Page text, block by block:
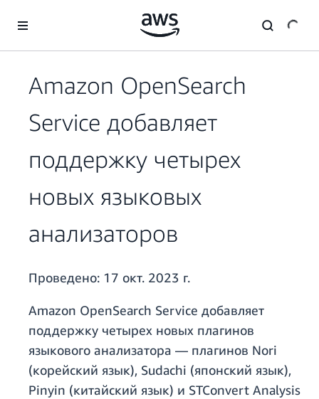
Перейти к главному контенту
Amazon OpenSearch
Service добавляет
поддержку четырех
новых языковых
анализаторов
Проведено: 17 окт. 2023 г.
Amazon OpenSearch Service добавляет
поддержку четырех новых плагинов
языкового анализатора — плагинов Nori
(корейский язык), Sudachi (японский язык),
Pinyin (китайский язык) и STConvert Analysis